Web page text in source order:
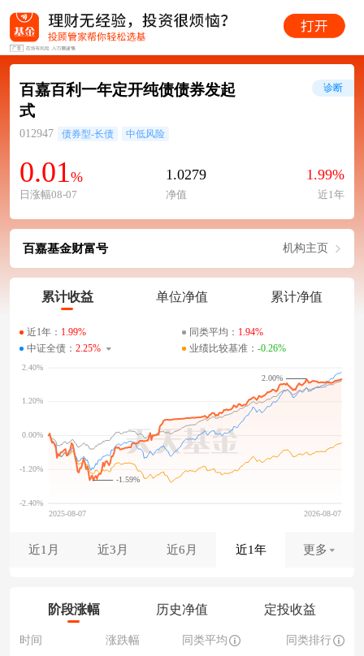
百嘉百利一年定开纯债债券发起
式
012947 债券型-长债 中低风险
0.01 %
日涨幅08-07
1.0279
净值
1.99%
近1年
诊断
百嘉基金财富号 机构主页
累计收益 单位净值 累计净值
近1年： 1.99% 同类平均： 1.94%
中证全债： 2.25% 业绩比较基准： -0.26%
-1.59%
2.00%
近1月 近3月 近6月 近1年 更多
阶段涨幅 历史净值 定投收益
时间 涨跌幅 同类平均 同类排行